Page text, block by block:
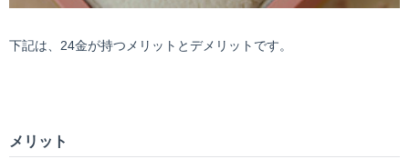
下記は、24金が持つメリットとデメリットです。
メリット